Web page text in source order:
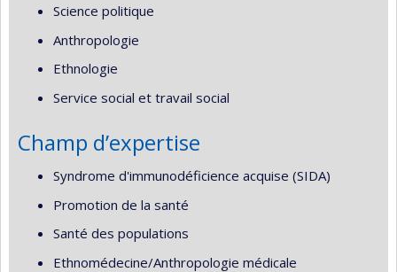
Science politique
Anthropologie
Ethnologie
Service social et travail social
Champ d’expertise
Syndrome d'immunodéficience acquise (SIDA)
Promotion de la santé
Santé des populations
Ethnomédecine/Anthropologie médicale